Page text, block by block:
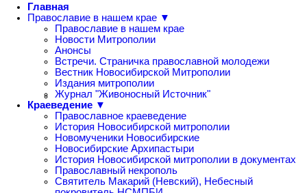
Главная
Православие в нашем крае ▼
Православие в нашем крае
Новости Митрополии
Анонсы
Встречи. Страничка православной молодежи
Вестник Новосибирской Митрополии
Издания митрополии
Журнал "Живоносный Источник"
Краеведение ▼
Православное краеведение
История Новосибирской митрополии
Новомученики Новосибирские
Новосибирские Архипастыри
История Новосибирской митрополии в документах
Православный некрополь
Святитель Макарий (Невский), Небесный